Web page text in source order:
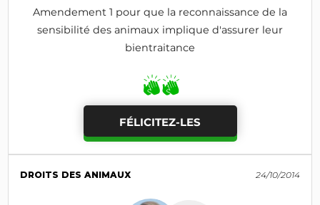
Amendement 1 pour que la reconnaissance de la
sensibilité des animaux implique d'assurer leur
bientraitance
FÉLICITEZ-LES
DROITS DES ANIMAUX 24/10/2014